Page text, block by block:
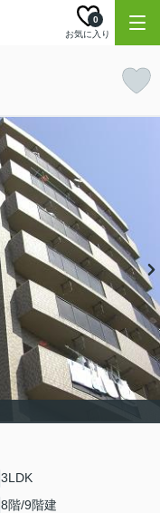
お気に入り
0
3LDK
8階/9階建